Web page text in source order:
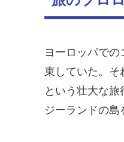
ヨーロッパで
束していた。そ
という壮大な
ジーランドの島